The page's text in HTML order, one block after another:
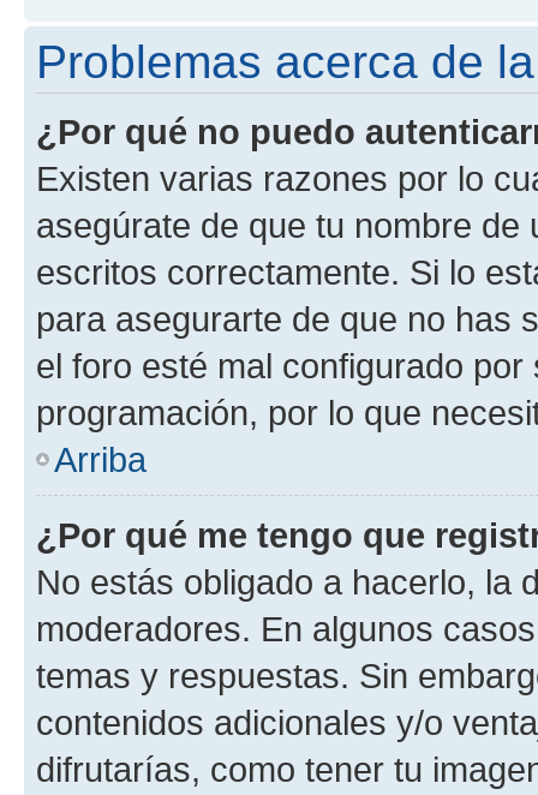
Problemas acerca de
¿Por qué no puedo
Existen varias razones por lo
asegúrate de que tu nombre
escritos correctamente. Si lo
para asegurarte de que no has
el foro esté mal configurado
programación, por lo que
Arriba
¿Por qué me tengo que
No estás obligado a hacerlo, la
moderadores. En algunos
temas y respuestas. Sin
contenidos adicionales y/o
difrutarías, como tener tu